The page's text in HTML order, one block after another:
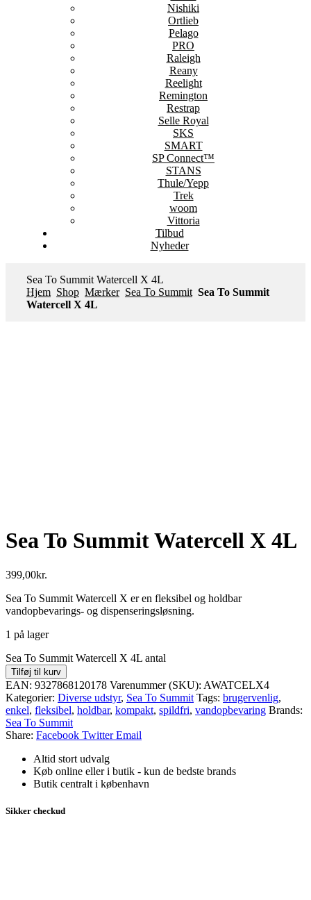
Nishiki
Ortlieb
Pelago
PRO
Raleigh
Reany
Reelight
Remington
Restrap
Selle Royal
SKS
SMART
SP Connect™
STANS
Thule/Yepp
Trek
woom
Vittoria
Tilbud
Nyheder
Sea To Summit Watercell X 4L
Hjem Shop Mærker Sea To Summit Sea To Summit
Watercell X 4L
Sea To Summit Watercell X 4L
399,00kr.
Sea To Summit Watercell X er en fleksibel og holdbar
vandopbevarings- og dispenseringsløsning.
1 på lager
Sea To Summit Watercell X 4L antal
Tilføj til kurv
EAN: 9327868120178 Varenummer (SKU): AWATCELX4
Kategorier: Diverse udstyr, Sea To Summit Tags: brugervenlig,
enkel, fleksibel, holdbar, kompakt, spildfri, vandopbevaring Brands:
Sea To Summit
Share: Facebook Twitter Email
Altid stort udvalg
Køb online eller i butik - kun de bedste brands
Butik centralt i københavn
Sikker checkud